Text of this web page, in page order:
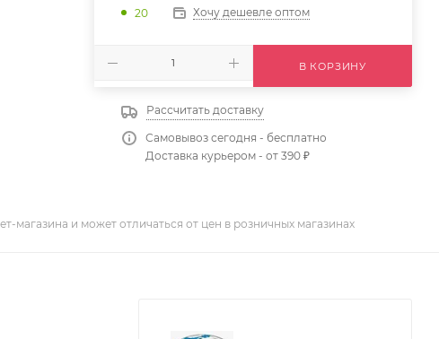
20 Хочу дешевле оптом
В КОРЗИНУ
Рассчитать доставку
Самовывоз сегодня - бесплатно
Доставка курьером - от 390 ₽
магазина и может отличаться от цен в розничных магазинах